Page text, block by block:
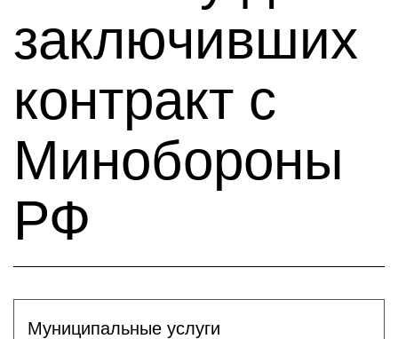
заключивших
контракт с
Минобороны
РФ
Муниципальные услуги